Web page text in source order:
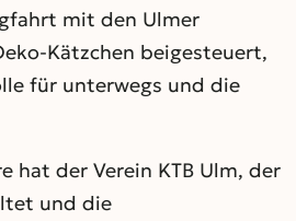
mit den Ulmer
Kätzchen beigesteuert,
für unterwegs und die
hat der Verein KTB Ulm, der
und die